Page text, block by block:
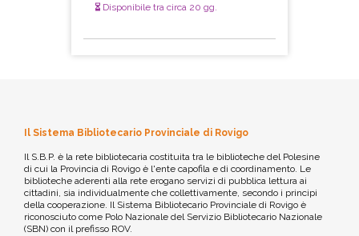
Disponibile tra circa 20 gg.
Il Sistema Bibliotecario Provinciale di Rovigo
Il S.B.P. è la rete bibliotecaria costituita tra le biblioteche del Polesine
di cui la Provincia di Rovigo è l'ente capofila e di coordinamento. Le
biblioteche aderenti alla rete erogano servizi di pubblica lettura ai
cittadini, sia individualmente che collettivamente, secondo i principi
della cooperazione. Il Sistema Bibliotecario Provinciale di Rovigo è
riconosciuto come Polo Nazionale del Servizio Bibliotecario Nazionale
(SBN) con il prefisso ROV.